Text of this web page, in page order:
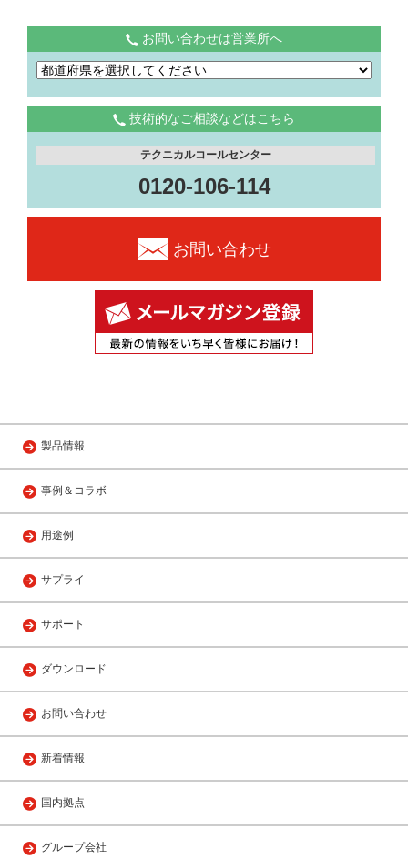
お問い合わせは営業所へ
技術的なご相談などはこちら
テクニカルコールセンター
0120-106-114
お問い合わせ
製品情報
事例＆コラボ
用途例
サプライ
サポート
ダウンロード
お問い合わせ
新着情報
国内拠点
グループ会社